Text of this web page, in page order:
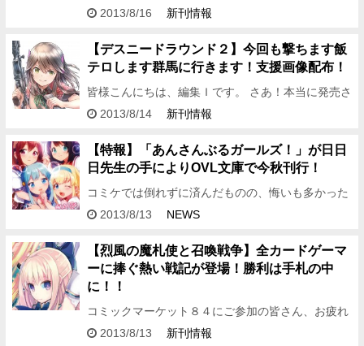
す。 お忘れでしたらこれは大変と思い、お節介かと
８月３１日（土…
2013/8/16 新刊情報
【デスニードラウンド２】今回も撃ちます飯
テロします群馬に行きます！支援画像配布！
皆様こんにちは、編集Ｉです。 さあ！本当に発売さ
れますよ 『デスニードラウンド ラウンド２』！！
せません！返…
2013/8/14 新刊情報
【特報】「あんさんぶるガールズ！」が日日
日先生の手によりOVL文庫で今秋刊行！
コミケでは倒れずに済んだものの、悔いも多かった
編集Kです。 さて、今回はコミケ会場でも告知され
シャルカードゲー…
2013/8/13 NEWS
【烈風の魔札使と召喚戦争】全カードゲーマ
ーに捧ぐ熱い戦記が登場！勝利は手札の中
に！！
コミックマーケット８４にご参加の皆さん、お疲れ
さまでした！ コミケ雲の向こうにラピュタはありま
2013/8/13 新刊情報